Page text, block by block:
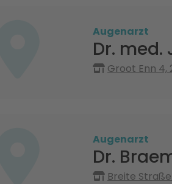
Augenarzt
Dr. med.
Groot Enn 4,
Augenarzt
Dr.
Breite Straße